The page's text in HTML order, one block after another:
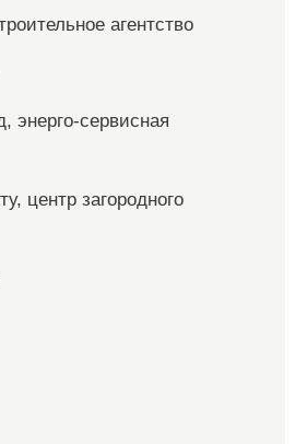
агентство
энерго-сервисная
центр загородного